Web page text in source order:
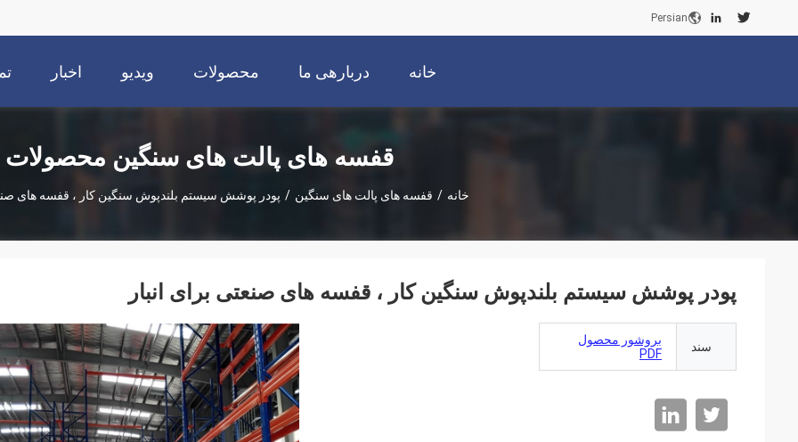
Persian
خانه دربارهی ما محصولات ویدیو اخبار
قفسه های پالت های سنگین محصولات
خانه / قفسه های پالت های سنگین / پودر پوشش سیستم بلندپوش سنگین کار ، قفسه های
پودر پوشش سیستم بلندپوش سنگین کار ، قفسه های صنعتی برای انبار
سند
بروشور محصول
PDF